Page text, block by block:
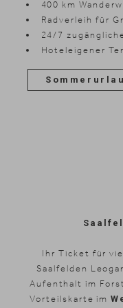
400 km
Radverleih für
24/7
Hoteleigener
Ihr Ticket für
Saalfelden
Aufenthalt im
Vorteilskarte im